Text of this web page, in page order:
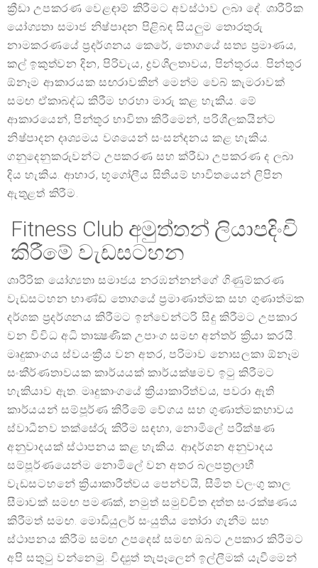
ක්‍රීඩා උපකරණ වෙළඳාම් කිරීමට අවස්ථාව ලබා දේ. ශාරීරික
යෝග්‍යතා සමාජ නිෂ්පාදන පිළිබඳ සියලුම තොරතුරු
නාමකරණයේ ප්‍රදර්ශනය කෙරේ, තොගයේ සත්‍ය ප්‍රමාණය,
කල් ඉකුත්වන දින, පිරිවැය, ද්‍රවශීලතාවය, පින්තූරය. පින්තූර
ඕනෑම ආකාරයක සඟරාවකින් මෙන්ම වෙබ් කැමරාවක්
සමඟ ඒකාබද්ධ කිරීම හරහා මාරු කළ හැකිය. මේ
ආකාරයෙන්, පින්තූර භාවිතා කිරීමෙන්, පරිශීලකයින්ට
නිෂ්පාදන දෘශ්‍යමය වශයෙන් සංසන්දනය කළ හැකිය.
ගනුදෙනුකරුවන්ට උපකරණ සහ ක්රීඩා උපකරණ ද ලබා
දිය හැකිය. ආහාර, භූගෝලීය සිතියම් භාවිතයෙන් ලිපින
ඇතුළත් කිරීම.
Fitness Club අමුත්තන් ලියාපදිංචි
කිරීමේ වැඩසටහන
ශාරීරික යෝග්‍යතා සමාජය නරඹන්නන්ගේ ගිණුම්කරණ
වැඩසටහන භාණ්ඩ තොගයේ ප්‍රමාණාත්මක සහ ගුණාත්මක
දර්ශක ප්‍රදර්ශනය කිරීමට ඉන්වෙන්ටරි සිදු කිරීමට උපකාර
වන විවිධ අධි තාක්‍ෂණික උපාංග සමඟ අන්තර් ක්‍රියා කරයි.
මෘදුකාංගය ස්වයංක්‍රීය වන අතර, පරිමාව නොසලකා ඕනෑම
සංකීර්ණතාවයක කාර්යයක් කාර්යක්ෂමව ඉටු කිරීමට
හැකියාව ඇත. මෘදුකාංගයේ ක්‍රියාකාරිත්වය, පවරා ඇති
කාර්යයන් සම්පූර්ණ කිරීමේ වේගය සහ ගුණාත්මකභාවය
ස්වාධීනව තක්සේරු කිරීම සඳහා, නොමිලේ පරීක්ෂණ
අනුවාදයක් ස්ථාපනය කළ හැකිය. ආදර්ශන අනුවාදය
සම්පූර්ණයෙන්ම නොමිලේ වන අතර බලපත්‍රලාභී
වැඩසටහනේ ක්‍රියාකාරීත්වය පෙන්වයි, සීමිත වලංගු කාල
සීමාවක් සමඟ පමණක්, නමුත් සමුච්චිත දත්ත සංරක්ෂණය
කිරීමත් සමඟ. මොඩියුලර් සංයුතිය තෝරා ගැනීම සහ
ස්ථාපනය කිරීම සමඟ උපදෙස් සමඟ ඔබට උපකාර කිරීමට
අපි සතුටු වන්නෙමු. විද්‍යුත් තැපෑලෙන් ඉල්ලීමක් යැවීමෙන්